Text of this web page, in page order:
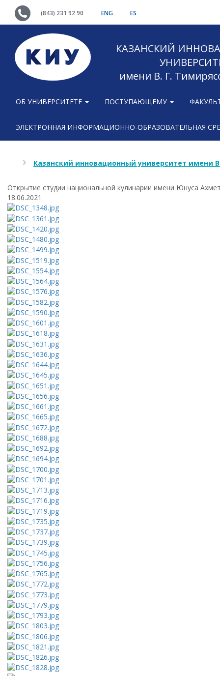
(843) 231 92 90 ENG ES
КАЗАНСКИЙ
имени В. Г.
ОБ УНИВЕРСИТЕТЕ ПОСТУПАЮЩЕМУ
ЭЛЕКТРОННАЯ ИНФОРМАЦИОННО-ОБРАЗОВАТЕЛЬНАЯ
Казанский инновационный университет имени
Открытие студии национальной кулинарии имени Юнуса
18.06.2021